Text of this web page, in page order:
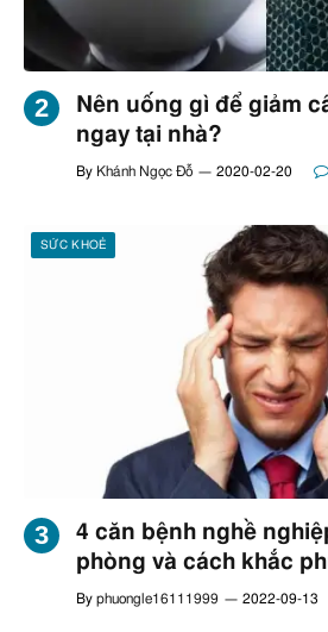
Nên uống gì để giảm
ngay tại nhà?
By Khánh Ngọc Đỗ 2020-02-20
SỨC KHOẺ
4 căn bệnh nghề
phòng và cách khắc
By phuongle16111999 2022-09-13